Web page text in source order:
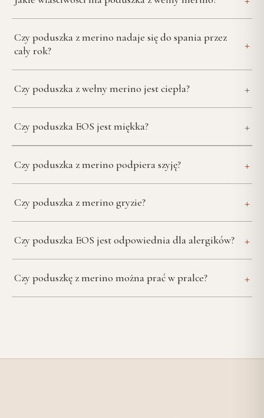
Czy poduszka z merino nadaje się do spania przez
cały rok?
+
Czy poduszka z wełny merino jest ciepła? +
Czy poduszka EOS jest miękka? +
Czy poduszka z merino podpiera szyję? +
Czy poduszka z merino gryzie? +
Czy poduszka EOS jest odpowiednia dla alergików? +
Czy poduszkę z merino można prać w pralce? +